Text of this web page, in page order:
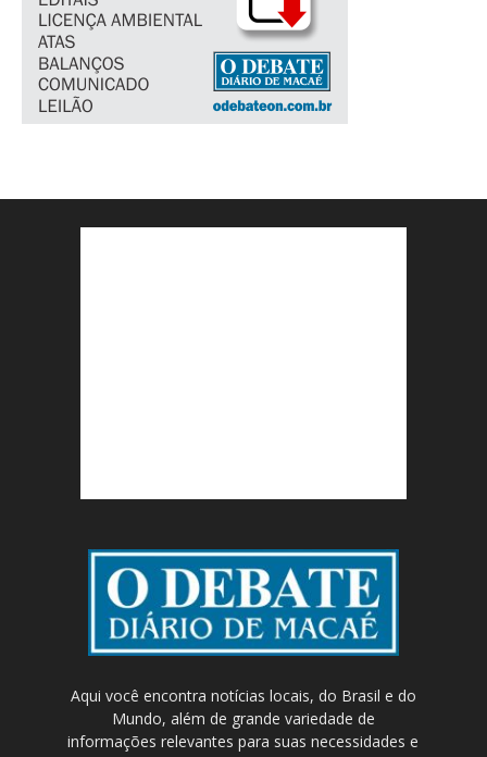
Aqui você encontra notícias locais, do Brasil e do
Mundo, além de grande variedade de
informações relevantes para suas necessidades e